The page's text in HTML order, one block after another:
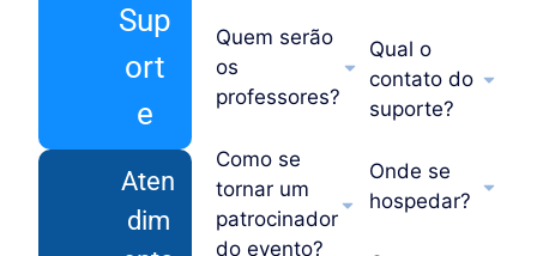
Sup
ort
e
Aten
dim
Quem serão
os
professores?
Como se
tornar um
patrocinador
do evento?
Qual o
contato do
suporte?
Onde se
hospedar?